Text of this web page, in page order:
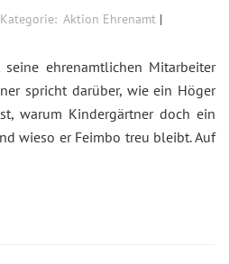
Aktion Ehrenamt
ehrenamtlichen Mitarbeiter
spricht darüber, wie ein Höger
warum Kindergärtner doch ein
wieso er Feimbo treu bleibt. Auf